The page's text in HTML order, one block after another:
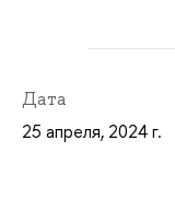
Дата
25 апреля, 2024 г.